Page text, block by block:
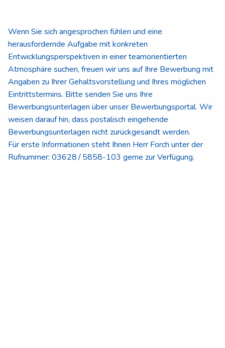
Wenn Sie sich angesprochen fühlen und eine
herausfordernde Aufgabe mit konkreten
Entwicklungsperspektiven in einer teamorientierten
Atmosphäre suchen, freuen wir uns auf Ihre Bewerbung mit
Angaben zu Ihrer Gehaltsvorstellung und Ihres möglichen
Eintrittstermins. Bitte senden Sie uns Ihre
Bewerbungsunterlagen über unser Bewerbungsportal. Wir
weisen darauf hin, dass postalisch eingehende
Bewerbungsunterlagen nicht zurückgesandt werden.
Für erste Informationen steht Ihnen Herr Forch unter der
Rufnummer: 03628 / 5858-103 gerne zur Verfügung.